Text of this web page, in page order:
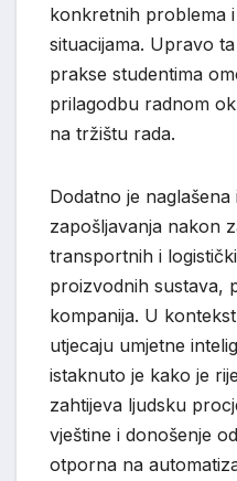
konkretnih problema
situacijama. Upravo
prakse studentima
prilagodbu radnom
na tržištu rada.
Dodatno je
zapošljavanja nakon
transportnih i
proizvodnih sustava,
kompanija. U
utjecaju umjetne
istaknuto je kako je
zahtijeva ljudsku
vještine i donošenje
otporna na